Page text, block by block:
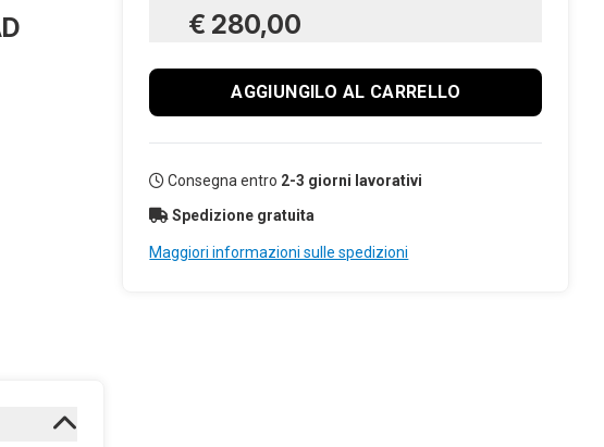
€ 280,00
AGGIUNGILO AL CARRELLO
Consegna entro 2-3 giorni lavorativi
Spedizione gratuita
Maggiori informazioni sulle spedizioni